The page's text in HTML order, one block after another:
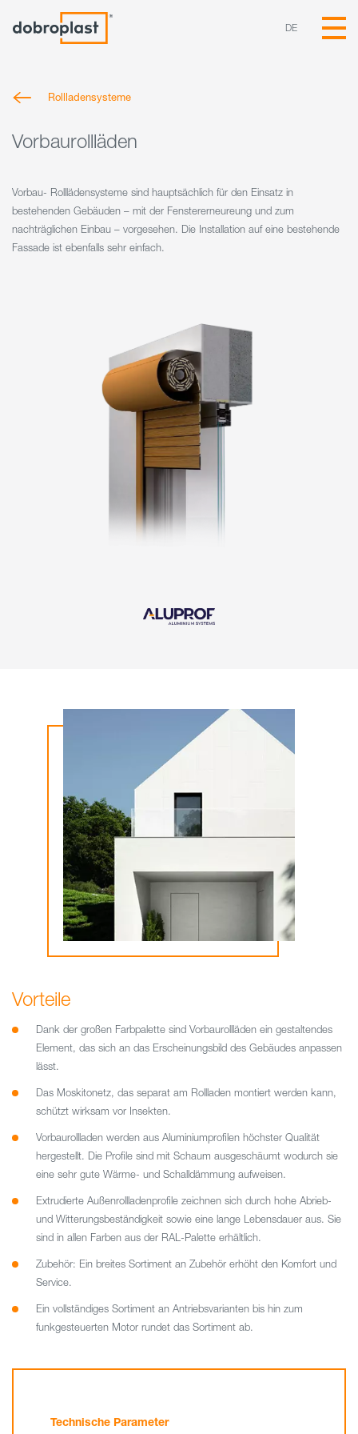
DE
Rollladensysteme
Vorbaurollläden
Vorbau- Rolllädensysteme sind hauptsächlich für den Einsatz in
bestehenden Gebäuden – mit der Fenstererneureung und zum
nachträglichen Einbau – vorgesehen. Die Installation auf eine bestehende
Fassade ist ebenfalls sehr einfach.
Vorteile
Dank der großen Farbpalette sind Vorbaurollläden ein gestaltendes
Element, das sich an das Erscheinungsbild des Gebäudes anpassen
lässt.
Das Moskitonetz, das separat am Rollladen montiert werden kann,
schützt wirksam vor Insekten.
Vorbaurollladen werden aus Aluminiumprofilen höchster Qualität
hergestellt. Die Profile sind mit Schaum ausgeschäumt wodurch sie
eine sehr gute Wärme- und Schalldämmung aufweisen.
Extrudierte Außenrollladenprofile zeichnen sich durch hohe Abrieb-
und Witterungsbeständigkeit sowie eine lange Lebensdauer aus. Sie
sind in allen Farben aus der RAL-Palette erhältlich.
Zubehör: Ein breites Sortiment an Zubehör erhöht den Komfort und
Service.
Ein vollständiges Sortiment an Antriebsvarianten bis hin zum
funkgesteuerten Motor rundet das Sortiment ab.
Technische Parameter